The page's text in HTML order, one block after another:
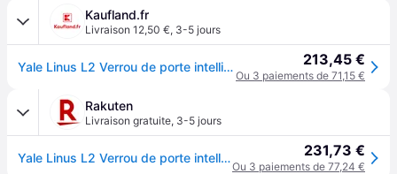
Kaufland.fr
Livraison 12,50 €, 3-5 jours
Yale Linus L2 Verrou de porte intelligent 213,45 €
Ou 3 paiements de 71,15 €
Rakuten
Livraison gratuite, 3-5 jours
Yale Linus L2 Verrou de porte intelligent 231,73 €
Ou 3 paiements de 77,24 €